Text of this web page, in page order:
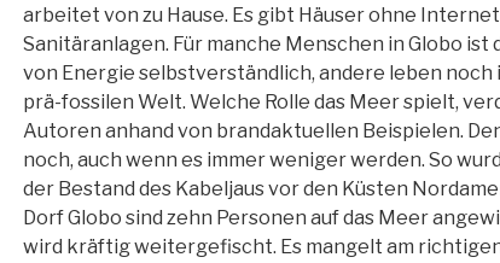
arbeitet von zu Hause. Es gibt Häuser ohne
Sanitäranlagen. Für manche Menschen in Globo
von Energie selbstverständlich, andere leben
prä-fossilen Welt. Welche Rolle das Meer spielt,
Autoren anhand von brandaktuellen Beispielen.
noch, auch wenn es immer weniger werden. So
der Bestand des Kabeljaus vor den Küsten
Dorf Globo sind zehn Personen auf das Meer
wird kräftig weitergefischt. Es mangelt am